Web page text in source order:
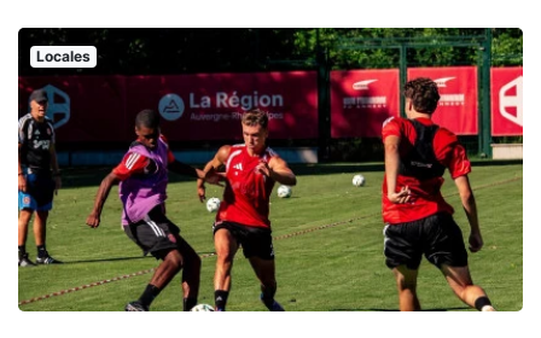
Locales